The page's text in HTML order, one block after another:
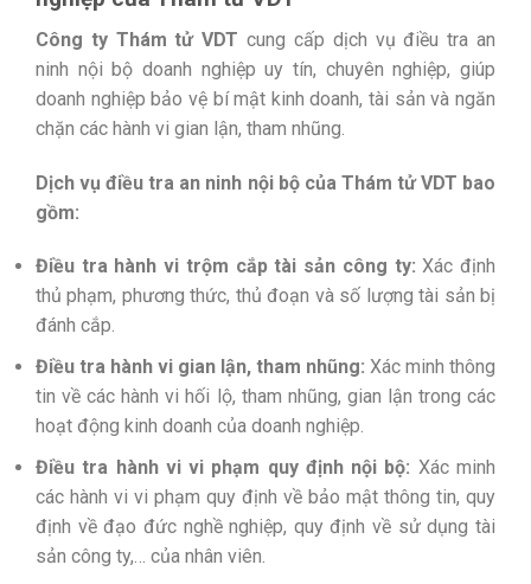
Công ty Thám tử VDT cung cấp dịch vụ điều tra an
ninh nội bộ doanh nghiệp uy tín, chuyên nghiệp, giúp
doanh nghiệp bảo vệ bí mật kinh doanh, tài sản và ngăn
chặn các hành vi gian lận, tham nhũng.
Dịch vụ điều tra an ninh nội bộ của Thám tử VDT bao
gồm:
Điều tra hành vi trộm cắp tài sản công ty: Xác định
thủ phạm, phương thức, thủ đoạn và số lượng tài sản bị
đánh cắp.
Điều tra hành vi gian lận, tham nhũng: Xác minh thông
tin về các hành vi hối lộ, tham nhũng, gian lận trong các
hoạt động kinh doanh của doanh nghiệp.
Điều tra hành vi vi phạm quy định nội bộ: Xác minh
các hành vi vi phạm quy định về bảo mật thông tin, quy
định về đạo đức nghề nghiệp, quy định về sử dụng tài
sản công ty,… của nhân viên.